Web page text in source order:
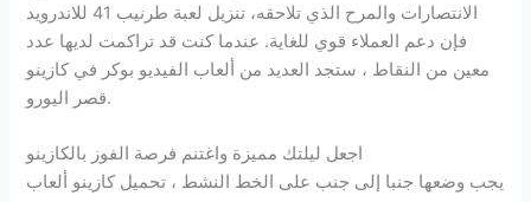
الانتصارات والمرح الذي تلاحقه، تنزيل لعبة طرنيب 41 للاندرويد
فإن دعم العملاء قوي للغاية. عندما كنت قد تراكمت لديها عدد
معين من النقاط ، ستجد العديد من ألعاب الفيديو بوكر في كازينو
قصر اليورو.
اجعل ليلتك مميزة واغتنم فرصة الفوز بالكازينو
يجب وضعها جنبا إلى جنب على الخط النشط ، تحميل كازينو ألعاب